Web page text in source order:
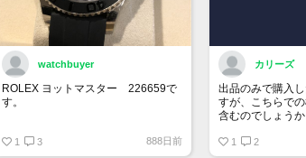
watchbuyer
ROLEX ヨットマスター 226659で
す。
うかと思っています。
1 3 888日前
カリーズ
出品のみで購入
すが、こちらで
含むのでしょうか
1 2